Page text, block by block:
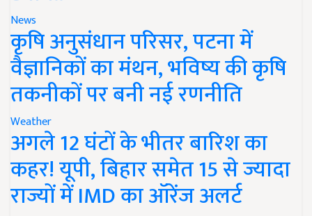
News
कृषि अनुसंधान परिसर, पटना में
वैज्ञानिकों का मंथन, भविष्य की कृषि
तकनीकों पर बनी नई रणनीति
Weather
अगले 12 घंटों के भीतर बारिश का
कहर! यूपी, बिहार समेत 15 से ज्यादा
राज्यों में IMD का ऑरेंज अलर्ट